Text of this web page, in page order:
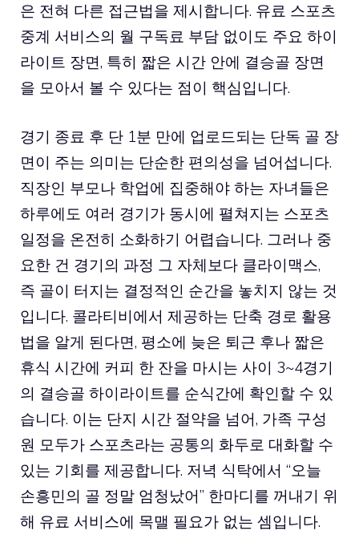
은 전혀 다른 접근법을 제시합니다. 유료 스포츠
중계 서비스의 월 구독료 부담 없이도 주요 하이
라이트 장면, 특히 짧은 시간 안에 결승골 장면
을 모아서 볼 수 있다는 점이 핵심입니다.
경기 종료 후 단 1분 만에 업로드되는 단독 골 장
면이 주는 의미는 단순한 편의성을 넘어섭니다.
직장인 부모나 학업에 집중해야 하는 자녀들은
하루에도 여러 경기가 동시에 펼쳐지는 스포츠
일정을 온전히 소화하기 어렵습니다. 그러나 중
요한 건 경기의 과정 그 자체보다 클라이맥스,
즉 골이 터지는 결정적인 순간을 놓치지 않는 것
입니다. 콜라티비에서 제공하는 단축 경로 활용
법을 알게 된다면, 평소에 늦은 퇴근 후나 짧은
휴식 시간에 커피 한 잔을 마시는 사이 3~4경기
의 결승골 하이라이트를 순식간에 확인할 수 있
습니다. 이는 단지 시간 절약을 넘어, 가족 구성
원 모두가 스포츠라는 공통의 화두로 대화할 수
있는 기회를 제공합니다. 저녁 식탁에서 “오늘
손흥민의 골 정말 엄청났어” 한마디를 꺼내기 위
해 유료 서비스에 목맬 필요가 없는 셈입니다.